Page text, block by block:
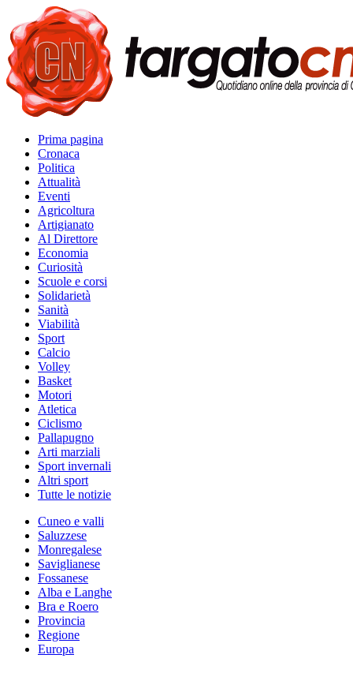
Prima pagina
Cronaca
Politica
Attualità
Eventi
Agricoltura
Artigianato
Al Direttore
Economia
Curiosità
Scuole e corsi
Solidarietà
Sanità
Viabilità
Sport
Calcio
Volley
Basket
Motori
Atletica
Ciclismo
Pallapugno
Arti marziali
Sport invernali
Altri sport
Tutte le notizie
Cuneo e valli
Saluzzese
Monregalese
Saviglianese
Fossanese
Alba e Langhe
Bra e Roero
Provincia
Regione
Europa